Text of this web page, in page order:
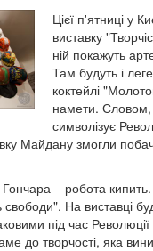
Цієї п'ятниці у
виставку
ній покажуть
Там будуть і
коктейлі
намети.
символізує
Майдану змогли
– робота
свободи". На виставці
під час Революції
до творчості, яка